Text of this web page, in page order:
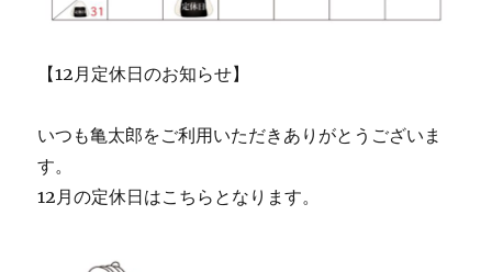
【12月定休日のお知らせ】
いつも亀太郎をご利用いただきありがとうございま
す。
12月の定休日はこちらとなります。